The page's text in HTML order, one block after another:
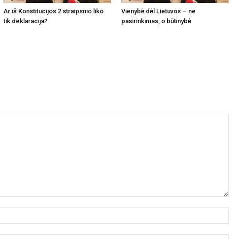
Ar iš Konstitucijos 2 straipsnio liko
tik deklaracija?
Vienybė dėl Lietuvos – ne
pasirinkimas, o būtinybė